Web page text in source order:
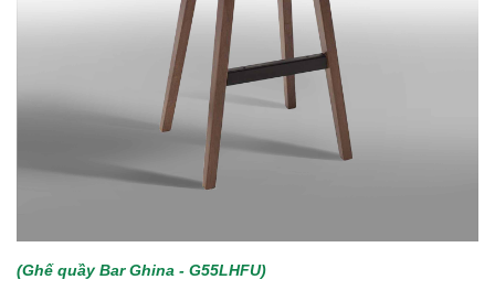
(Ghế quầy Bar Ghina - G55LHFU)